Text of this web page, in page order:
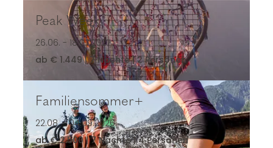
Peak Week
26.06. - 18.07.2027
ab € 1.449 | 7 Nächte | 2 Personen
Peak Week
Familiensommer+
22.08. - 04.09.2026
ab € 2.500 | 7 Nächte | 4 Personen